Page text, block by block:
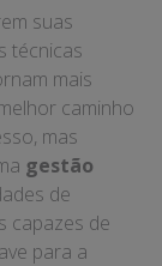
suas
técnicas
mais
caminho
mas
gestão
de
capazes de
para a